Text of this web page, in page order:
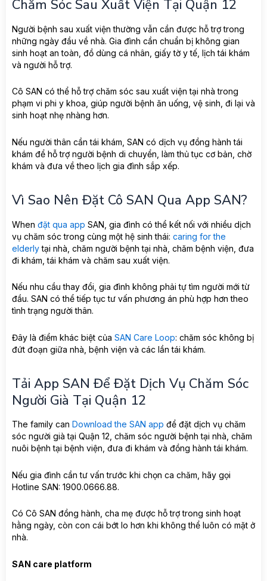
Chăm Sóc Sau Xuất Viện Tại Quận 12
Người bệnh sau xuất viện thường vẫn cần được hỗ trợ trong
những ngày đầu về nhà. Gia đình cần chuẩn bị không gian
sinh hoạt an toàn, đồ dùng cá nhân, giấy tờ y tế, lịch tái khám
và người hỗ trợ.
Cô SAN có thể hỗ trợ chăm sóc sau xuất viện tại nhà trong
phạm vi phi y khoa, giúp người bệnh ăn uống, vệ sinh, đi lại và
sinh hoạt nhẹ nhàng hơn.
Nếu người thân cần tái khám, SAN có dịch vụ đồng hành tái
khám để hỗ trợ người bệnh di chuyển, làm thủ tục cơ bản, chờ
khám và đưa về theo lịch gia đình sắp xếp.
Vì Sao Nên Đặt Cô SAN Qua App SAN?
When đặt qua app SAN, gia đình có thể kết nối với nhiều dịch
vụ chăm sóc trong cùng một hệ sinh thái: caring for the
elderlytại nhà, chăm người bệnh tại nhà, chăm bệnh viện, đưa
đi khám, tái khám và chăm sau xuất viện.
Nếu nhu cầu thay đổi, gia đình không phải tự tìm người mới từ
đầu. SAN có thể tiếp tục tư vấn phương án phù hợp hơn theo
tình trạng người thân.
Đây là điểm khác biệt của SAN Care Loop: chăm sóc không bị
đứt đoạn giữa nhà, bệnh viện và các lần tái khám.
Tải App SAN Để Đặt Dịch Vụ Chăm Sóc
Người Già Tại Quận 12
The family can Download the SAN app để đặt dịch vụ chăm
sóc người già tại Quận 12, chăm sóc người bệnh tại nhà, chăm
nuôi bệnh tại bệnh viện, đưa đi khám và đồng hành tái khám.
Nếu gia đình cần tư vấn trước khi chọn ca chăm, hãy gọi
Hotline SAN: 1900.0666.88.
Có Cô SAN đồng hành, cha mẹ được hỗ trợ trong sinh hoạt
hằng ngày, còn con cái bớt lo hơn khi không thể luôn có mặt ở
nhà.
SAN care platform